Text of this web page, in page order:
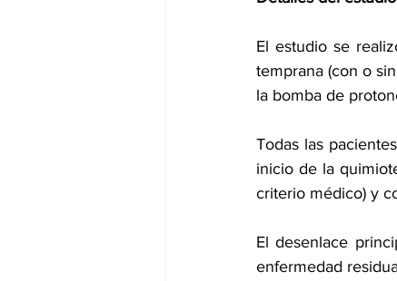
El estudio se
temprana (con o
la bomba de
Todas las
inicio de la
criterio médico) y
El desenlace
enfermedad